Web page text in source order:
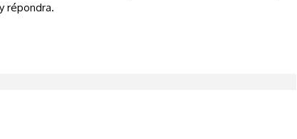
répondra.